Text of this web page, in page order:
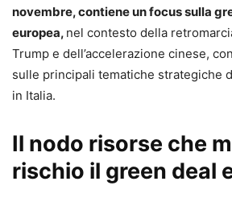
novembre, contiene un focus sulla
europea, nel contesto della
Trump e dell’accelerazione cinese,
sulle principali tematiche strategiche
in Italia.
Il nodo risorse che
rischio il green deal